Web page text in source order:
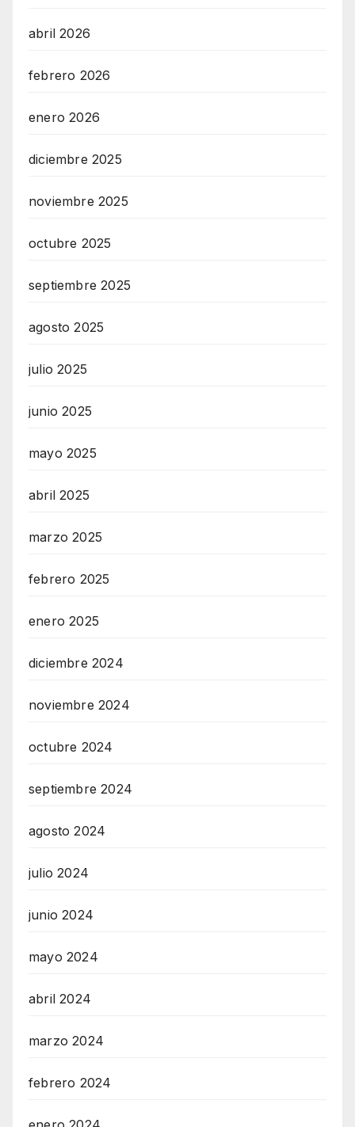
abril 2026
febrero 2026
enero 2026
diciembre 2025
noviembre 2025
octubre 2025
septiembre 2025
agosto 2025
julio 2025
junio 2025
mayo 2025
abril 2025
marzo 2025
febrero 2025
enero 2025
diciembre 2024
noviembre 2024
octubre 2024
septiembre 2024
agosto 2024
julio 2024
junio 2024
mayo 2024
abril 2024
marzo 2024
febrero 2024